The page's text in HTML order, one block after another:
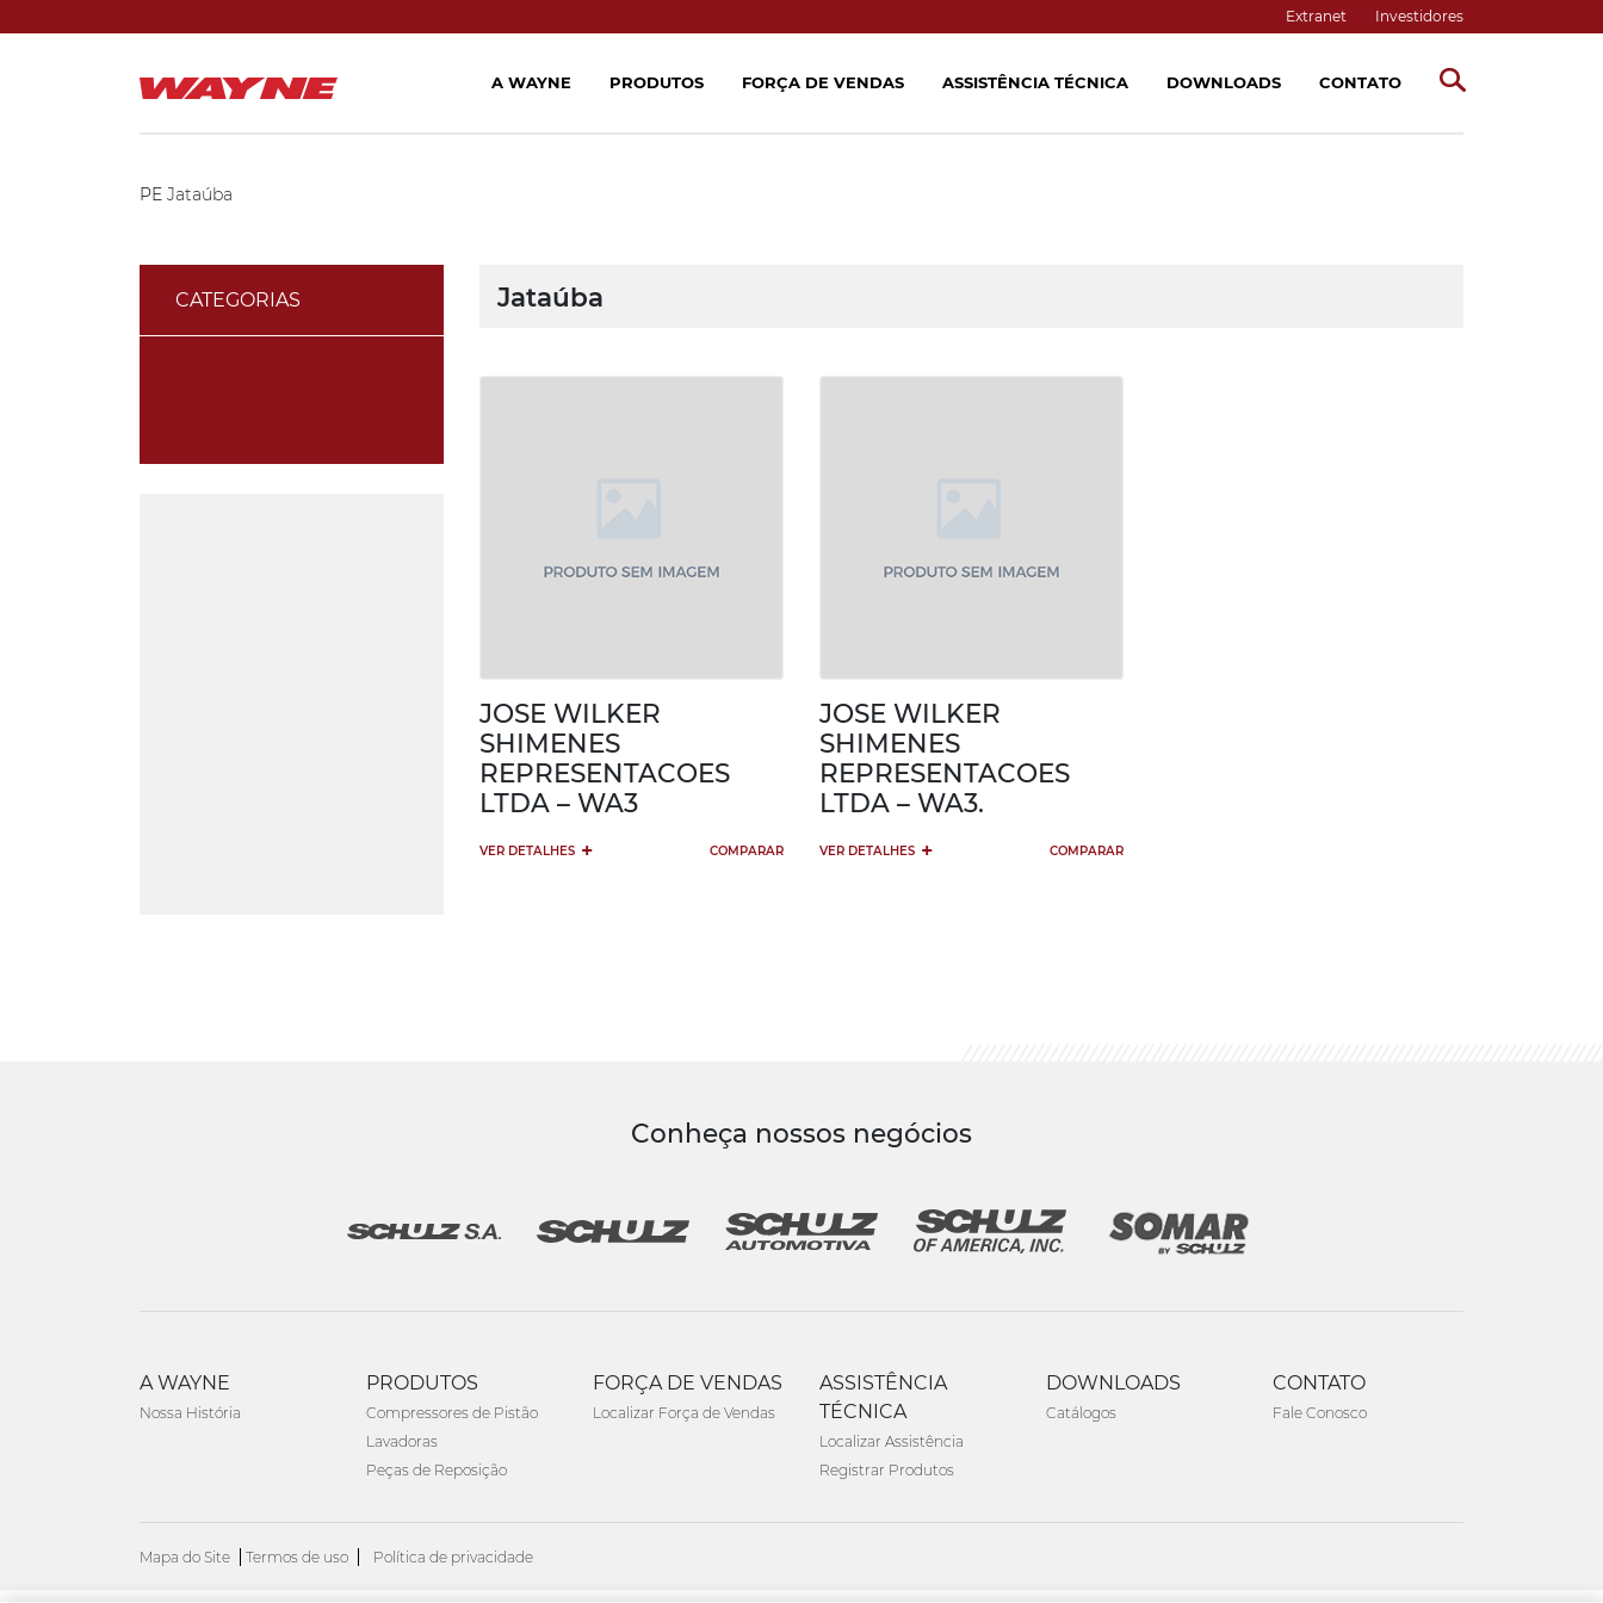
Extranet Investidores
PE Jataúba
CATEGORIAS Jataúba
JOSE WILKER
SHIMENES
REPRESENTACOES
LTDA – WA3
VER DETALHES + COMPARAR
JOSE WILKER
SHIMENES
REPRESENTACOES
LTDA – WA3.
VER DETALHES + COMPARAR
Conheça nossos negócios
A WAYNE
Nossa História
PRODUTOS
Compressores de Pistão
Lavadoras
Peças de Reposição
FORÇA DE VENDAS
Localizar Força de Vendas
ASSISTÊNCIA
TÉCNICA
Localizar Assistência
Registrar Produtos
DOWNLOADS
Catálogos
CONTATO
Fale Conosco
Mapa do Site Termos de uso Política de privacidade
A WAYNE PRODUTOS FORÇA DE VENDAS ASSISTÊNCIA TÉCNICA DOWNLOADS CONTATO